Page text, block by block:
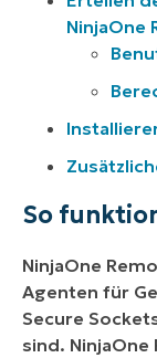
NinjaOne
So
NinjaOne
Agenten für
Secure
sind.